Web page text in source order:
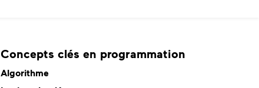
Concepts clés en programmation
Algorithme